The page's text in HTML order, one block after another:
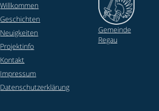
Willkommen
Geschichten
Neuigkeiten
Projektinfo
Kontakt
Impressum
Datenschutzerklärung
Gemeinde
Regau